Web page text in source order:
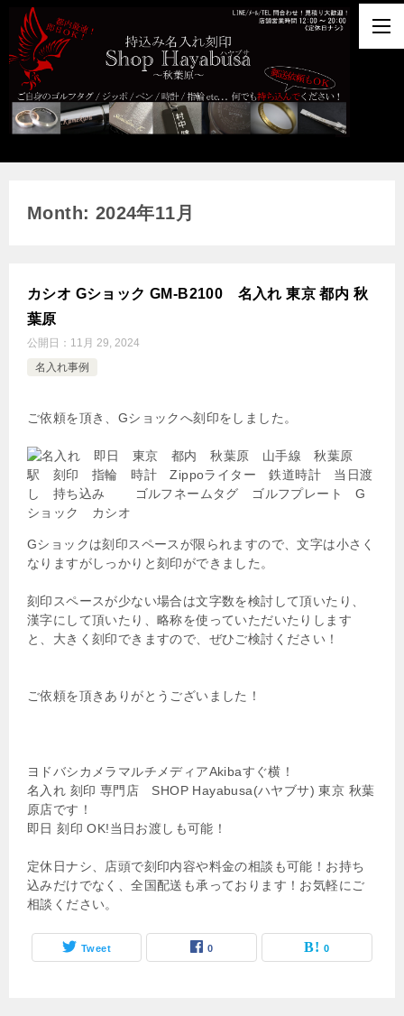
Month: 2024年11月
カシオ Gショック GM-B2100 名入れ 東京 都内 秋
葉原
公開日： 11月 29, 2024
名入れ事例
ご依頼を頂き、Gショックへ刻印をしました。
Gショックは刻印スペースが限られますので、文字は小さく
なりますがしっかりと刻印ができました。
刻印スペースが少ない場合は文字数を検討して頂いたり、
漢字にして頂いたり、略称を使っていただいたりします
と、大きく刻印できますので、ぜひご検討ください！
ご依頼を頂きありがとうございました！
ヨドバシカメラマルチメディアAkibaすぐ横！
名入れ 刻印 専門店 SHOP Hayabusa(ハヤブサ) 東京 秋葉
原店です！
即日 刻印 OK!当日お渡しも可能！
定休日ナシ、店頭で刻印内容や料金の相談も可能！お持ち
込みだけでなく、全国配送も承っております！お気軽にご
相談ください。
Tweet 0 0